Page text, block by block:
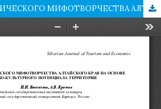
ПРИМЕРЫ ТУРИСТИЧЕСКОГО МИФОТВОРЧЕСТВА АЛТАЙСКОГО КРАЯ НА ОСНОВЕ ИСТОРИКО-КУЛЬТУРНОГО ПОТЕНЦИАЛА ТЕРРИТОРИИ